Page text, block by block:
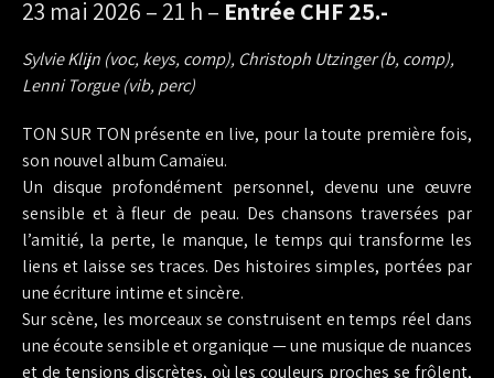
23 mai 2026 – 21 h – Entrée CHF 25.-
Sylvie Klijn (voc, keys, comp), Christoph Utzinger (b, comp),
Lenni Torgue (vib, perc)
TON SUR TON présente en live, pour la toute première fois,
son nouvel album Camaïeu.
Un disque profondément personnel, devenu une œuvre
sensible et à fleur de peau. Des chansons traversées par
l’amitié, la perte, le manque, le temps qui transforme les
liens et laisse ses traces. Des histoires simples, portées par
une écriture intime et sincère.
Sur scène, les morceaux se construisent en temps réel dans
une écoute sensible et organique — une musique de nuances
et de tensions discrètes, où les couleurs proches se frôlent,